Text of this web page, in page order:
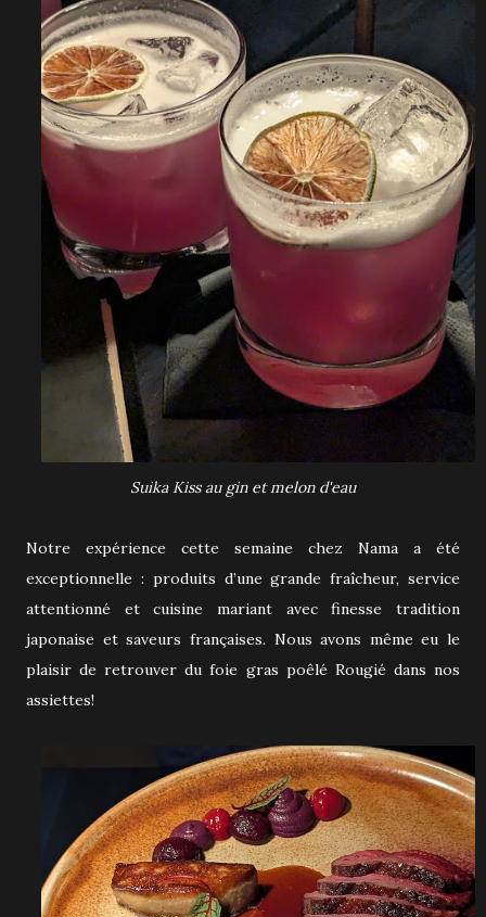
Suika Kiss au gin et melon d'eau
Notre expérience cette semaine chez Nama a été
exceptionnelle : produits d’une grande fraîcheur, service
attentionné et cuisine mariant avec finesse tradition
japonaise et saveurs françaises. Nous avons même eu le
plaisir de retrouver du foie gras poêlé Rougié dans nos
assiettes!